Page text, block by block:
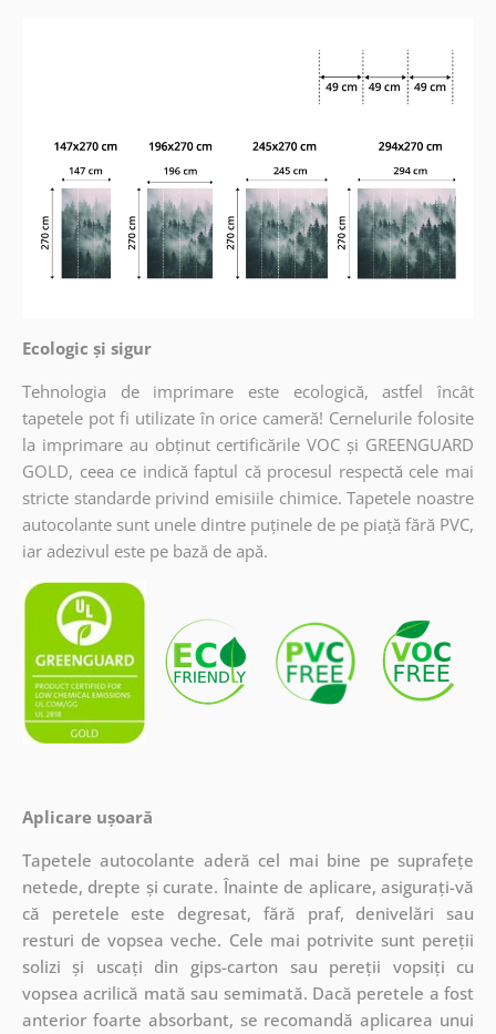
Ecologic și sigur
Tehnologia de imprimare este ecologică, astfel încât
tapetele pot fi utilizate în orice cameră! Cernelurile folosite
la imprimare au obținut certificările VOC și GREENGUARD
GOLD, ceea ce indică faptul că procesul respectă cele mai
stricte standarde privind emisiile chimice. Tapetele noastre
autocolante sunt unele dintre puținele de pe piață fără PVC,
iar adezivul este pe bază de apă.
Aplicare ușoară
Tapetele autocolante aderă cel mai bine pe suprafețe
netede, drepte și curate. Înainte de aplicare, asigurați-vă
că peretele este degresat, fără praf, denivelări sau
resturi de vopsea veche. Cele mai potrivite sunt pereții
solizi și uscați din gips-carton sau pereții vopsiți cu
vopsea acrilică mată sau semimată. Dacă peretele a fost
anterior foarte absorbant, se recomandă aplicarea unui